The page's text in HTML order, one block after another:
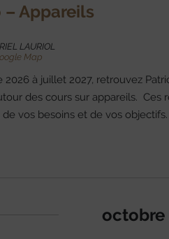
– Appareils
LAURIOL
Map
2026 à juillet 2027, retrouvez
des cours sur appareils. Ces
vos besoins et de vos
octobre